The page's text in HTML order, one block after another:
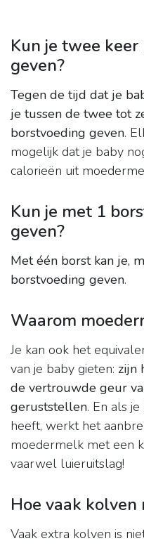
Kun je twee
geven?
Tegen de tijd dat je
je tussen de twee tot
borstvoeding geven.
mogelijk dat je baby
calorieën uit
Kun je met 1
geven?
Met één borst kan je,
borstvoeding geven.
Waarom
Je kan ook het
van je baby gieten: zijn
de vertrouwde geur
geruststellen. En als
heeft, werkt het
moedermelk met een
vaarwel luieruitslag!
Hoe vaak
Vaak extra kolven is